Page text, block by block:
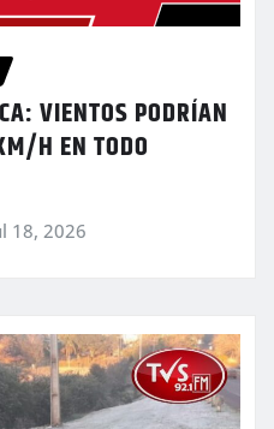
VIENTOS PODRÍAN
H EN TODO
18, 2026